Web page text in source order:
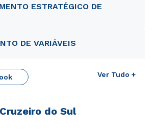
ESTRATÉGICO DE
DE VARIÁVEIS
Ver Tudo +
do Sul